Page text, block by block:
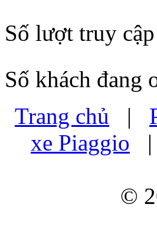
Số lượt truy
Số khách đang
Trang chủ |
xe Piaggio |
©